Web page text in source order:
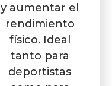
y aumentar el
rendimiento
físico. Ideal
tanto para
deportistas